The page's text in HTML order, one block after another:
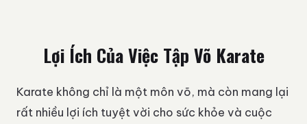
Lợi Ích Của Việc Tập Võ Karate
Karate không chỉ là một môn võ, mà còn mang lại
rất nhiều lợi ích tuyệt vời cho sức khỏe và cuộc